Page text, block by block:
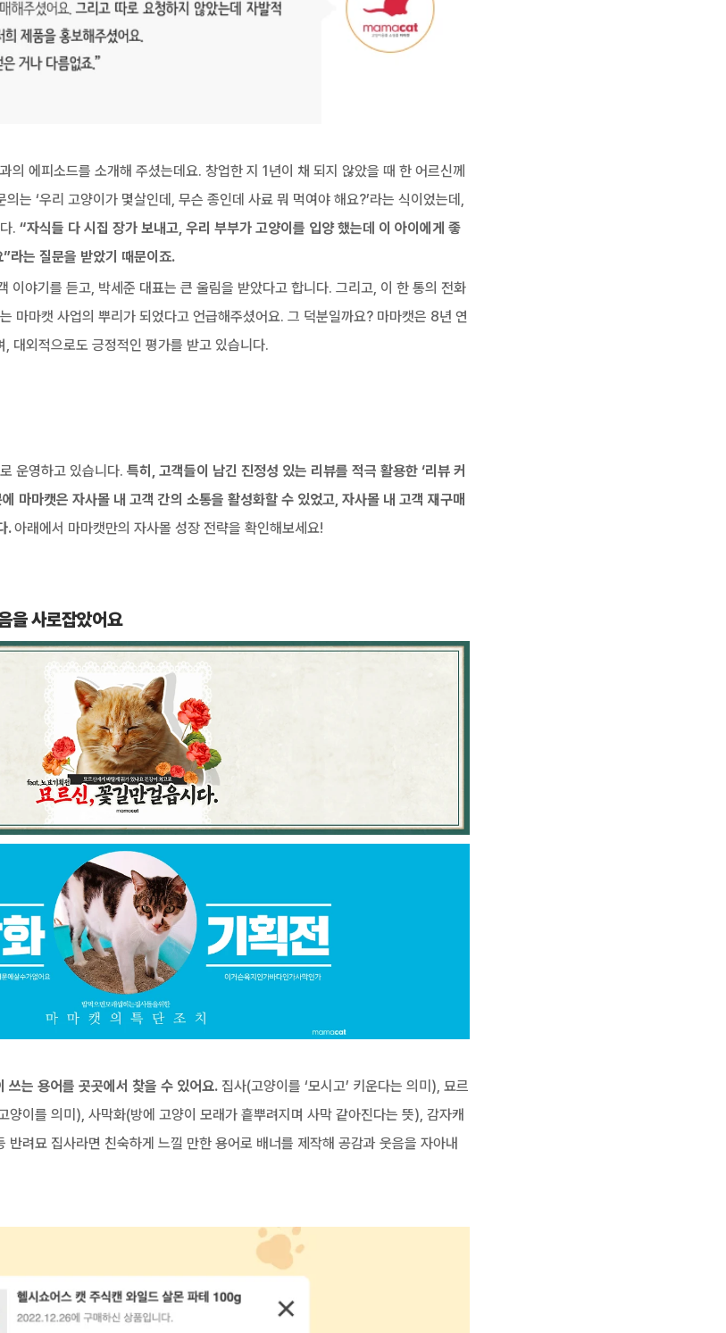
의 에피소드를 소개해 주셨는데요. 창업한 지 1년이 채 되지 않았을 때 한 어르신께
는 ‘우리 고양이가 몇살인데, 무슨 종인데 사료 뭐 먹여야 해요?’라는 식이었는데,
. “자식들 다 시집 장가 보내고, 우리 부부가 고양이를 입양 했는데 이 아이에게 좋
라는 질문을 받았기 때문이죠.
이야기를 듣고, 박세준 대표는 큰 울림을 받았다고 합니다. 그리고, 이 한 통의 전화
마마캣 사업의 뿌리가 되었다고 언급해주셨어요. 그 덕분일까요? 마마캣은 8년 연
, 대외적으로도 긍정적인 평가를 받고 있습니다.
운영하고 있습니다. 특히, 고객들이 남긴 진정성 있는 리뷰를 적극 활용한 ‘리뷰 커
마마캣은 자사몰 내 고객 간의 소통을 활성화할 수 있었고, 자사몰 내 고객 재구매
. 아래에서 마마캣만의 자사몰 성장 전략을 확인해보세요!
을 사로잡았어요
쓰는 용어를 곳곳에서 찾을 수 있어요. 집사(고양이를 ‘모시고’ 키운다는 의미), 묘르
양이를 의미), 사막화(방에 고양이 모래가 흩뿌려지며 사막 같아진다는 뜻), 감자캐
려묘 집사라면 친숙하게 느낄 만한 용어로 배너를 제작해 공감과 웃음을 자아내